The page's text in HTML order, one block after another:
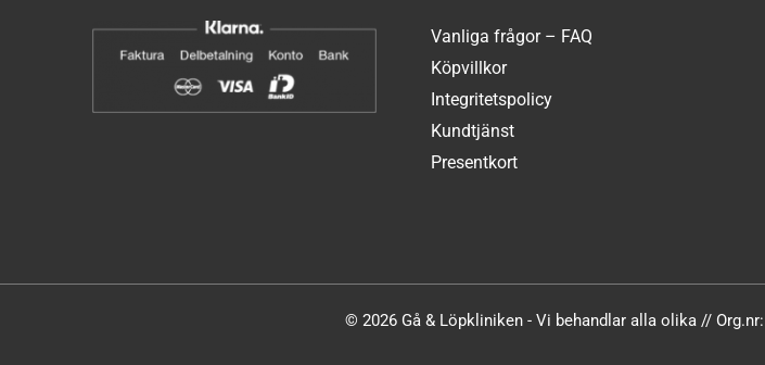
Vanliga frågor – FAQ
Köpvillkor
Integritetspolicy
Kundtjänst
Presentkort
© 2026 Gå & Löpkliniken - Vi behandlar alla olika //